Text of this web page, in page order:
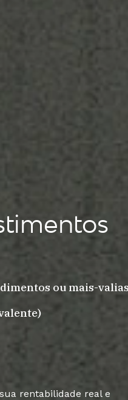
ou mais-
rentabilidade real e